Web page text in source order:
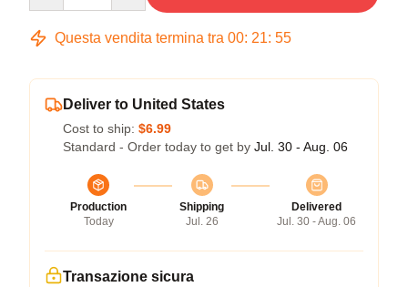
Questa vendita termina tra 00: 21: 54
Deliver to United States
Cost to ship: $6.99
Standard - Order today to get by Jul. 30 - Aug. 06
Production
Today
Shipping
Jul. 26
Delivered
Jul. 30 - Aug. 06
Transazione sicura